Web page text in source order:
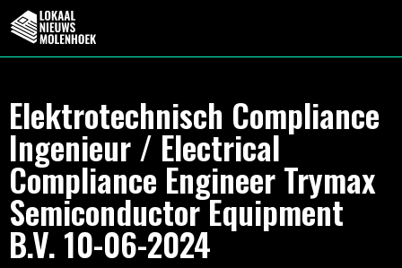
Elektrotechnisch Compliance
Ingenieur / Electrical
Compliance Engineer Trymax
Semiconductor Equipment
B.V. 10-06-2024